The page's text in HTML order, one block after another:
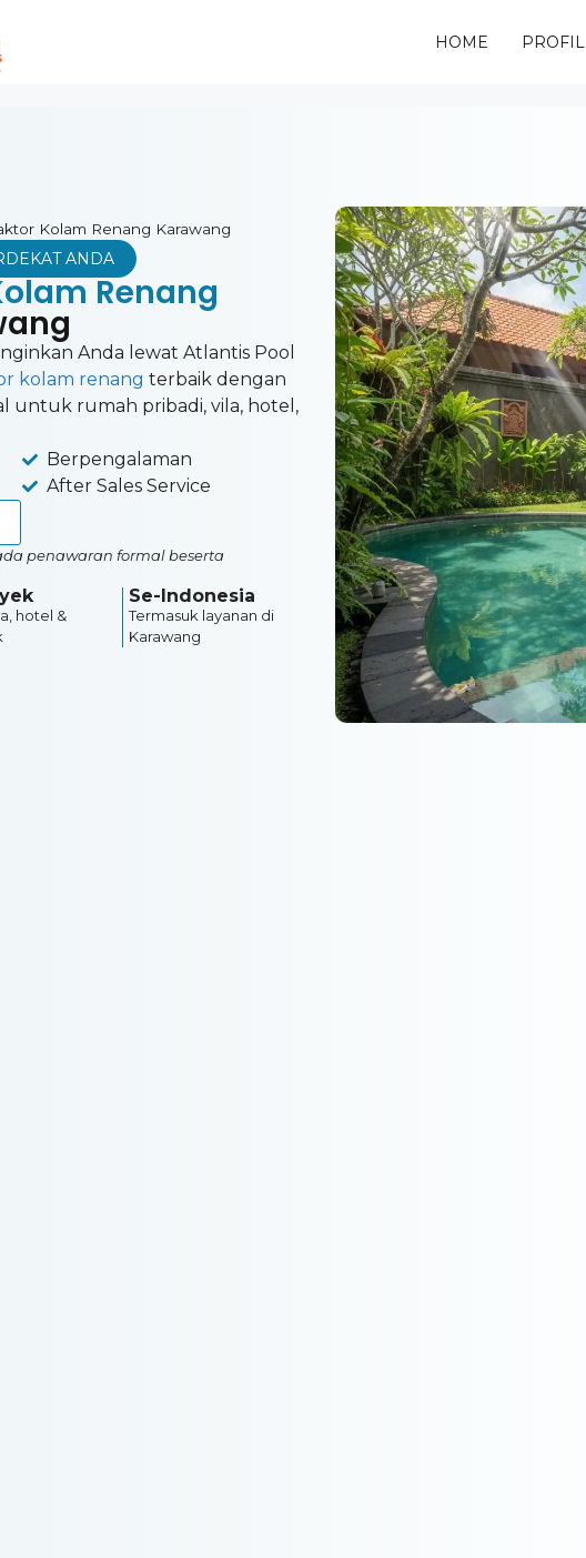
HOME PROFIL
Kolam Renang Karawang
ANDA
Renang
Anda lewat Atlantis Pool
kolam renang terbaik dengan
untuk rumah pribadi, vila, hotel,
Berpengalaman
After Sales Service
penawaran formal beserta
hotel &
Se-Indonesia
Termasuk layanan di
Karawang